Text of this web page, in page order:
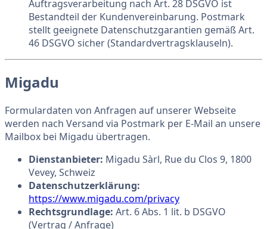
Auftragsverarbeitung nach Art. 28 DSGVO ist
Bestandteil der Kundenvereinbarung. Postmark
stellt geeignete Datenschutzgarantien gemäß Art.
46 DSGVO sicher (Standardvertragsklauseln).
Migadu
Formulardaten von Anfragen auf unserer Webseite
werden nach Versand via Postmark per E-Mail an unsere
Mailbox bei Migadu übertragen.
Dienstanbieter: Migadu Sàrl, Rue du Clos 9, 1800
Vevey, Schweiz
Datenschutzerklärung:
https://www.migadu.com/privacy
Rechtsgrundlage: Art. 6 Abs. 1 lit. b DSGVO
(Vertrag / Anfrage)